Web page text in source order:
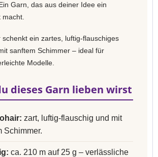
Garn, das aus deiner Idee ein
schenkt ein zartes, luftig-flauschiges
sanftem Schimmer – ideal für
Modelle.
dieses Garn lieben wirst
zart, luftig-flauschig und mit
Schimmer.
ca. 210 m auf 25 g – verlässliche